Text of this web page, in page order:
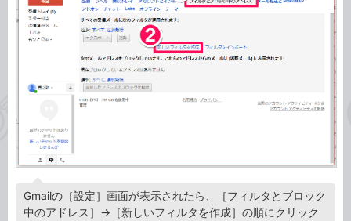
Gmailの［設定］画面が表示されたら、［フィルタとブロック
中のアドレス］→［新しいフィルタを作成］の順にクリック